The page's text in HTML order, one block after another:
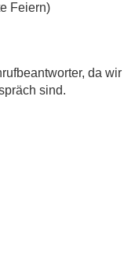
Feiern)
da wir
sind.